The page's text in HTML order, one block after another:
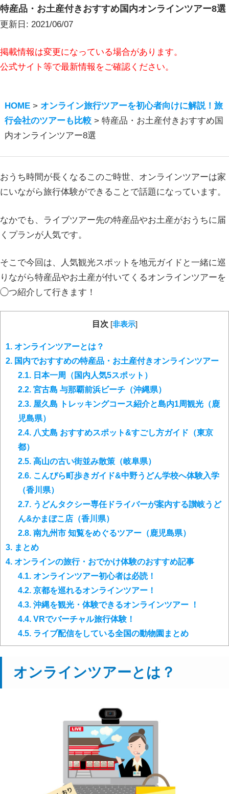
特産品・お土産付きおすすめ国内オンラインツアー8選
更新日: 2021/06/07
掲載情報は変更になっている場合があります。
公式サイト等で最新情報をご確認ください。
HOME> オンライン旅行ツアーを初心者向けに解説！旅
行会社のツアーも比較> 特産品・お土産付きおすすめ国
内オンラインツアー8選
おうち時間が長くなるこのご時世、オンラインツアーは家
にいながら旅行体験ができることで話題になっています。
なかでも、ライブツアー先の特産品やお土産がおうちに届
くプランが人気です。
そこで今回は、人気観光スポットを地元ガイドと一緒に巡
りながら特産品やお土産が付いてくるオンラインツアーを
◯つ紹介して行きます！
目次 [非表示]
1. オンラインツアーとは？
2. 国内でおすすめの特産品・お土産付きオンラインツアー
2.1. 日本一周（国内人気5スポット）
2.2. 宮古島 与那覇前浜ビーチ（沖縄県）
2.3. 屋久島 トレッキングコース紹介と島内1周観光（鹿
児島県）
2.4. 八丈島 おすすめスポット&すごし方ガイド（東京
都）
2.5. 高山の古い街並み散策（岐阜県）
2.6. こんぴら町歩きガイド&中野うどん学校へ体験入学
（香川県）
2.7. うどんタクシー専任ドライバーが案内する讃岐うど
ん&かまぼこ店（香川県）
2.8. 南九州市 知覧をめぐるツアー（鹿児島県）
3. まとめ
4. オンラインの旅行・おでかけ体験のおすすめ記事
4.1. オンラインツアー初心者は必読！
4.2. 京都を巡れるオンラインツアー！
4.3. 沖縄を観光・体験できるオンラインツアー ！
4.4. VRでバーチャル旅行体験！
4.5. ライブ配信をしている全国の動物園まとめ
オンラインツアーとは？